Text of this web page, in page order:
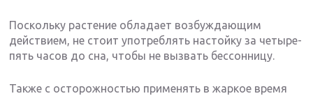
Поскольку растение обладает возбуждающим
действием, не стоит употреблять настойку за четыре-
пять часов до сна, чтобы не вызвать бессонницу.
Также с осторожностью применять в жаркое время